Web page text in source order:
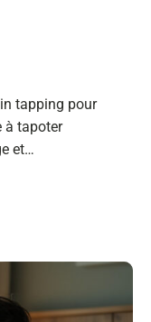
tapping pour
à tapoter
et…